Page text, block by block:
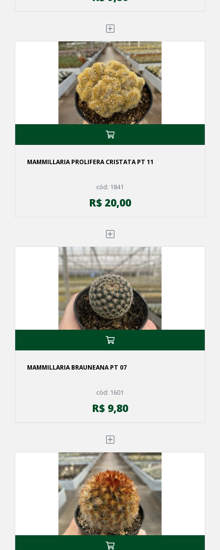
MAMMILLARIA PROLIFERA CRISTATA PT 11
cód: 1841
R$ 20,00
MAMMILLARIA BRAUNEANA PT 07
cód: 1601
R$ 9,80